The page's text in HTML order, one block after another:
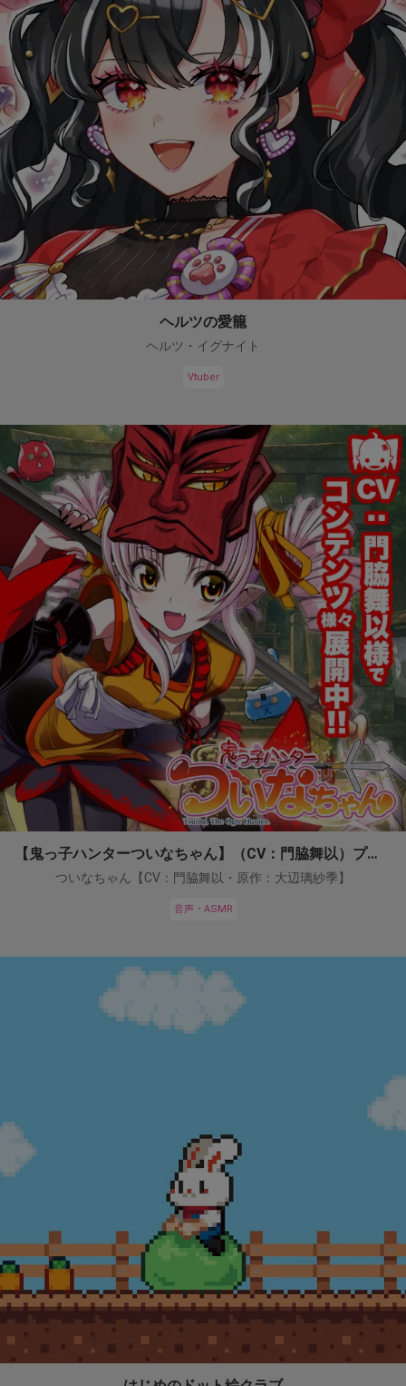
ヘルツの愛籠
ヘルツ・イグナイト
Vtuber
【鬼っ子ハンターついなちゃん】（CV：門脇舞以）プロジェクト！
ついなちゃん【CV：門脇舞以・原作：大辺璃紗季】
音声・ASMR